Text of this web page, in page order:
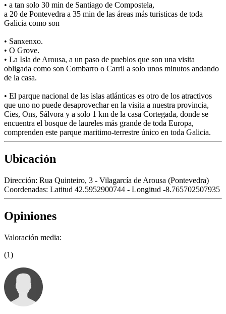
• a tan solo 30 min de Santiago de Compostela,
a 20 de Pontevedra a 35 min de las áreas más turisticas de toda
Galicia como son
• Sanxenxo.
• O Grove.
• La Isla de Arousa, a un paso de pueblos que son una visita
obligada como son Combarro o Carril a solo unos minutos andando
de la casa.
• El parque nacional de las islas atlánticas es otro de los atractivos
que uno no puede desaprovechar en la visita a nuestra provincia,
Cies, Ons, Sálvora y a solo 1 km de la casa Cortegada, donde se
encuentra el bosque de laureles más grande de toda Europa,
comprenden este parque maritimo-terrestre único en toda Galicia.
Ubicación
Dirección: Rua Quinteiro, 3 - Vilagarcía de Arousa (Pontevedra)
Coordenadas: Latitud 42.5952900744 - Longitud -8.765702507935
Opiniones
Valoración media:
(1)